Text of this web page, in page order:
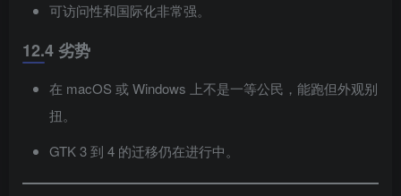
可访问性和国际化非常强。
12.4 劣势
在 macOS 或 Windows 上不是一等公民，能跑但外观别
扭。
GTK 3 到 4 的迁移仍在进行中。